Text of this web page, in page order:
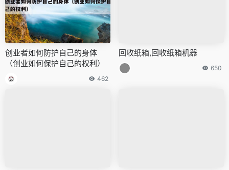
创业者如何防护自己的身体
（创业如何保护自己的权利）
462
回收纸箱,回收纸箱机器
650